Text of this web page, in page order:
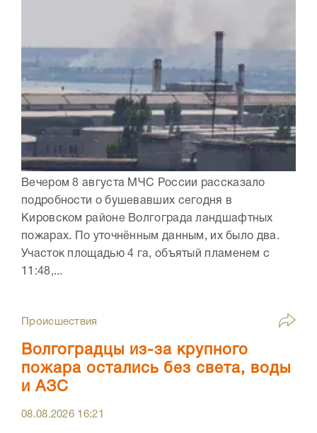
Вечером 8 августа МЧС России рассказало
подробности о бушевавших сегодня в
Кировском районе Волгограда ландшафтных
пожарах. По уточнённым данным, их было два.
Участок площадью 4 га, объятый пламенем с
11:48,...
Происшествия
Волгоградцы из-за крупного
пожара остались без света, воды
и АЗС
08.08.2026 16:21